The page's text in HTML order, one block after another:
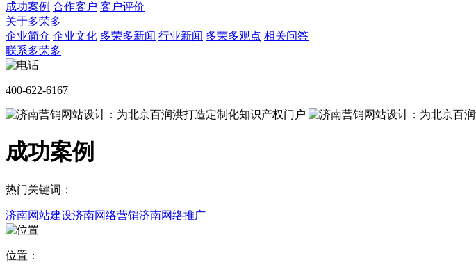
成功案例 合作客户 客户评价
关于多荣多
企业简介 企业文化 多荣多新闻 行业新闻 多荣多观点 相关问答
联系多荣多
400-622-6167
成功案例
热门关键词：
济南网站建设济南网络营销济南网络推广
位置：